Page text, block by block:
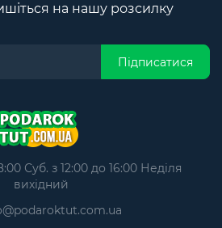
на нашу розсилку
Підписатися
Суб. з 12:00 до 16:00 Неділя
вихідний